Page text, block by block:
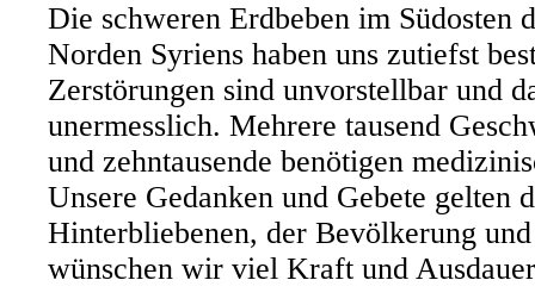
Die schweren Erdbeben im Südosten
Norden Syriens haben uns zutiefst
Zerstörungen sind unvorstellbar und
unermesslich. Mehrere tausend
und zehntausende benötigen
Unsere Gedanken und Gebete gelten
Hinterbliebenen, der Bevölkerung
wünschen wir viel Kraft und